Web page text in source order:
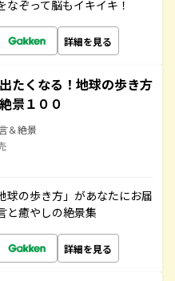
ぞって脳もイキイキ！
詳細を見る
たくなる！地球の歩き方
景１００
＆絶景
球の歩き方」があなたにお届
と癒やしの絶景集
詳細を見る